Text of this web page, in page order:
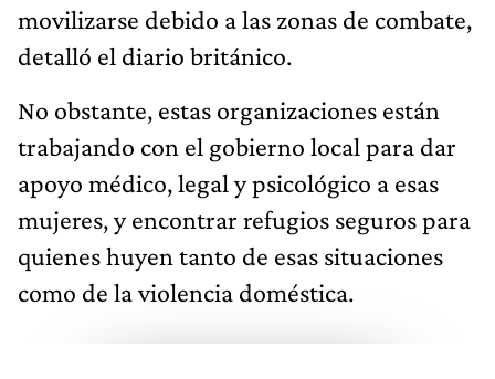
movilizarse debido a las zonas de combate,
detalló el diario británico.
No obstante, estas organizaciones están
trabajando con el gobierno local para dar
apoyo médico, legal y psicológico a esas
mujeres, y encontrar refugios seguros para
quienes huyen tanto de esas situaciones
como de la violencia doméstica.